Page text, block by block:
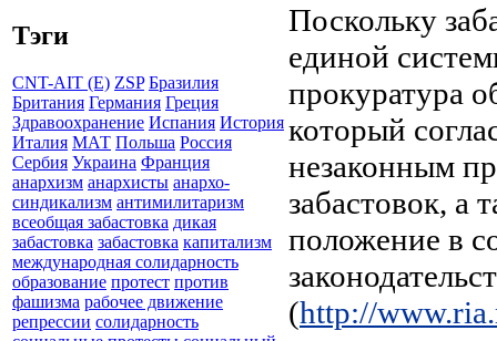
Тэги
CNT-AIT (E) ZSP Бразилия
Британия Германия Греция
Здравоохранение Испания История
Италия МАТ Польша Россия
Сербия Украина Франция
анархизм анархисты анархо-
синдикализм антимилитаризм
всеобщая забастовка дикая
забастовка забастовка капитализм
международная солидарность
образование протест против
фашизма рабочее движение
репрессии солидарность
Поскольку
единой
прокуратура
который
незаконным
забастовок, а
положение в
(http://